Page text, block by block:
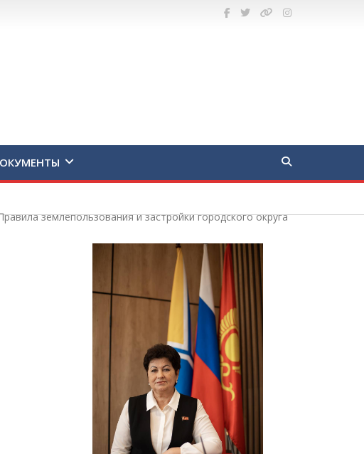
землепользования и застройки городского округа